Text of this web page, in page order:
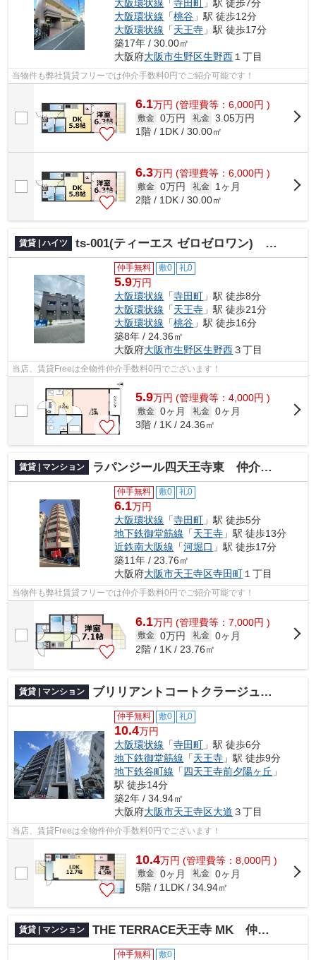
大阪環状線 「寺田町
」駅 徒歩7分
大阪環状線 「桃谷 」駅 徒歩12分
大阪環状線 「天王寺 」駅 徒歩17分
築17年 / 30.00㎡
大阪府大阪市生野区生野西 １丁目
当物件も弊社賃貸フリーでは仲介手数料0円でご紹介可能です！
6.1万円 (管理費等：6,000円 )
敷金 0万円 礼金 3.05万円
1階 / 1DK / 30.00㎡
6.3万円 (管理費等：6,000円 )
敷金 0万円 礼金
1ヶ月
2階 / 1DK / 30.00㎡
賃貸 | ハイツ ts-001(ティーエス ゼロゼロワン) 仲介手数料無料
仲手無料 敷0 礼0
5.9万円
大阪環状線 「寺田町 」駅 徒歩8分
大阪環状線 「天王寺 」駅 徒歩21分
大阪環状線 「桃谷 」駅 徒歩16分
築8年 / 24.36㎡
大阪府大阪市生野区生野西３丁目
当店、賃貸Freeは全物件仲介手数料0円でございます！
5.9万円 (管理費等：4,000円 )
敷金 0ヶ月 礼金 0ヶ月
3階 / 1K / 24.36㎡
賃貸 | マンション ラパンジール四天王寺東 仲介手数料無料
仲手無料 敷0 礼0
6.1万円
大阪環状線 「寺田町 」駅 徒歩5分
地下鉄御堂筋線 「天王寺 」駅 徒歩13分
近鉄南大阪線 「河堀口 」駅 徒歩17分
築11年 / 23.76㎡
大阪府大阪市天王寺区寺田町１丁目
当物件も弊社賃貸フリーでは仲介手数料0円でご紹介可能です！
6.1万円 (管理費等：7,000円 )
敷金 0万円 礼金 0ヶ月
2階 / 1K / 23.76㎡
賃貸 | マンション ブリリアントコートクラージュ 仲介手数料無料
仲手無料 敷0 礼0
10.4万円
大阪環状線 「寺田町 」駅 徒歩6分
地下鉄御堂筋線 「天王寺 」駅 徒歩9分
地下鉄谷町線 「四天王寺前夕陽ヶ丘 」
駅 徒歩14分
築2年 / 34.94㎡
大阪府大阪市天王寺区大道 ３丁目
当店、賃貸Freeは全物件仲介手数料0円でございます！
10.4万円 (管理費等：8,000円 )
敷金 0ヶ月 礼金 0ヶ月
5階 / 1LDK / 34.94㎡
賃貸 | マンション THE TERRACE天王寺 MK 仲介手数料無料
仲手無料 敷0